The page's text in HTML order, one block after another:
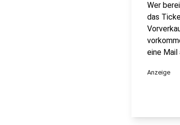
Wer
das
eine
Anzeige